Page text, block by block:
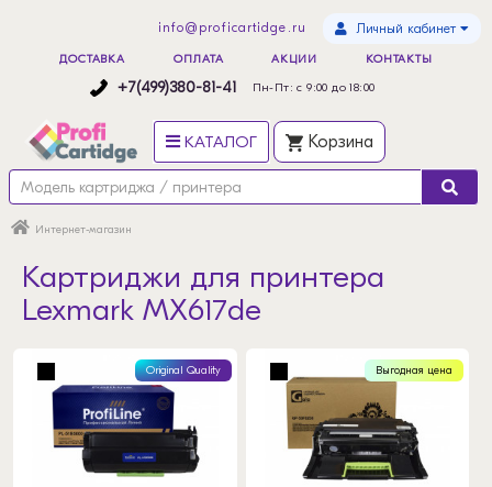
info@proficartidge.ru Личный кабинет
ДОСТАВКА ОПЛАТА АКЦИИ КОНТАКТЫ
+7(499)380-81-41 Пн-Пт: с 9:00 до 18:00
КАТАЛОГ Корзина
Интернет-магазин
Картриджи для принтера
Lexmark MX617de
Original Quality Выгодная цена